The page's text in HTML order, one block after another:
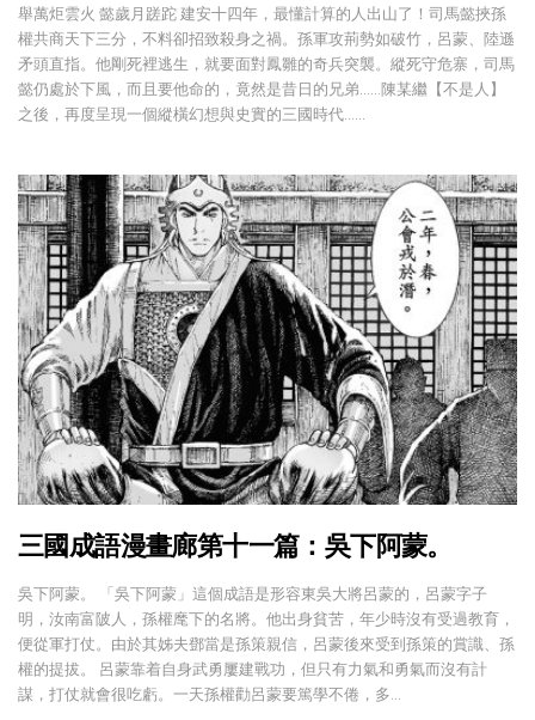
舉萬炬雲火 懿歲月蹉跎 建安十四年，最懂計算的人出山了！司馬懿挾孫
權共商天下三分，不料卻招致殺身之禍。孫軍攻荊勢如破竹，呂蒙、陸遜
矛頭直指。他剛死裡逃生，就要面對鳳雛的奇兵突襲。縱死守危寨，司馬
懿仍處於下風，而且要他命的，竟然是昔日的兄弟……陳某繼【不是人】
之後，再度呈現一個縱橫幻想與史實的三國時代……
三國成語漫畫廊第十一篇：吳下阿蒙。
吳下阿蒙。 「吳下阿蒙」這個成語是形容東吳大將呂蒙的，呂蒙字子
明，汝南富陂人，孫權麾下的名將。他出身貧苦，年少時沒有受過教育，
便從軍打仗。由於其姊夫鄧當是孫策親信，呂蒙後來受到孫策的賞識、孫
權的提拔。 呂蒙靠着自身武勇屢建戰功，但只有力氣和勇氣而沒有計
謀，打仗就會很吃虧。一天孫權勸呂蒙要篤學不倦，多…